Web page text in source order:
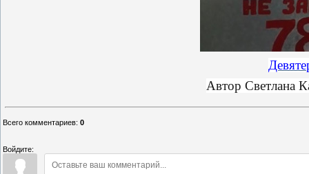
Автор Светлана
Всего комментариев: 0
Войдите: